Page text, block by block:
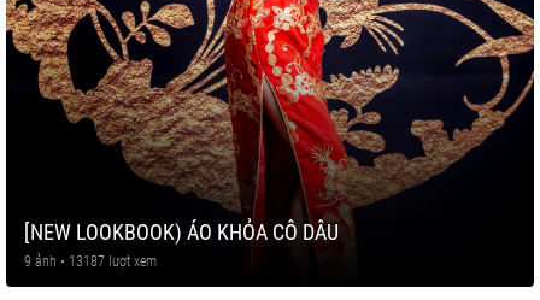
[NEW LOOKBOOK) ÁO KHỎA CÔ DÂU
9 ảnh • 13187 lượt xem